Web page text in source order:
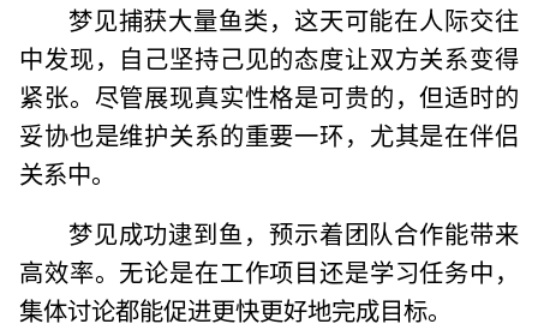
梦见捕获大量鱼类，这天可能在人际交往
中发现，自己坚持己见的态度让双方关系变得
紧张。尽管展现真实性格是可贵的，但适时的
妥协也是维护关系的重要一环，尤其是在伴侣
关系中。
梦见成功逮到鱼，预示着团队合作能带来
高效率。无论是在工作项目还是学习任务中，
集体讨论都能促进更快更好地完成目标。